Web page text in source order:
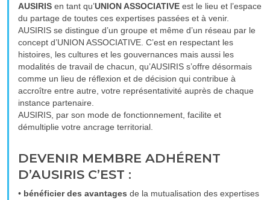
AUSIRIS en tant qu’UNION ASSOCIATIVE est le lieu et l’espace
du partage de toutes ces expertises passées et à venir.
AUSIRIS se distingue d’un groupe et même d’un réseau par le
concept d’UNION ASSOCIATIVE. C’est en respectant les
histoires, les cultures et les gouvernances mais aussi les
modalités de travail de chacun, qu’AUSIRIS s’offre désormais
comme un lieu de réflexion et de décision qui contribue à
accroître entre autre, votre représentativité auprès de chaque
instance partenaire.
AUSIRIS, par son mode de fonctionnement, facilite et
démultiplie votre ancrage territorial.
DEVENIR MEMBRE ADHÉRENT
D’AUSIRIS C’EST :
• bénéficier des avantages de la mutualisation des expertises